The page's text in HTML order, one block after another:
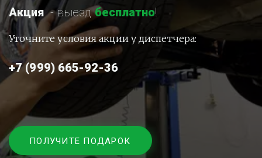
Акция - выезд бесплатно!
Уточните условия акции у диспетчера:
+7 (999) 665-92-36
ПОЛУЧИТЕ ПОДАРОК